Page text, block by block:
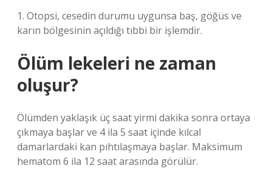
1. Otopsi, cesedin durumu uygunsa baş, göğüs ve
karın bölgesinin açıldığı tıbbi bir işlemdir.
Ölüm lekeleri ne zaman
oluşur?
Ölümden yaklaşık üç saat yirmi dakika sonra ortaya
çıkmaya başlar ve 4 ila 5 saat içinde kılcal
damarlardaki kan pıhtılaşmaya başlar. Maksimum
hematom 6 ila 12 saat arasında görülür.